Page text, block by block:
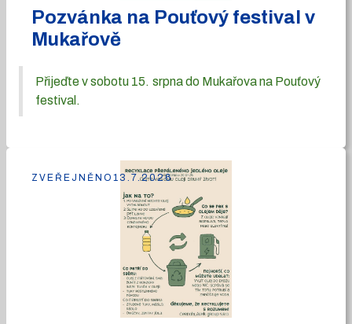
Pozvánka na Pouťový festival v
Mukařově
Přijeďte v sobotu 15. srpna do Mukařova na Pouťový
festival.
ZVEŘEJNĚNO 13.7.2026